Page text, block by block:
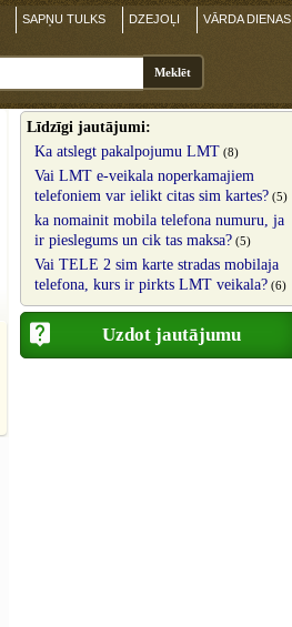
SAPŅU TULKS DZEJOĻI VĀRDA DIENAS
Līdzīgi jautājumi:
Ka atslegt pakalpojumu LMT(8)
Vai LMT e-veikala noperkamajiem
telefoniem var ielikt citas sim kartes?(5)
ka nomainit mobila telefona numuru, ja
ir pieslegums un cik tas maksa?(5)
Vai TELE 2 sim karte stradas mobilaja
telefona, kurs ir pirkts LMT veikala?(6)
Uzdot jautājumu